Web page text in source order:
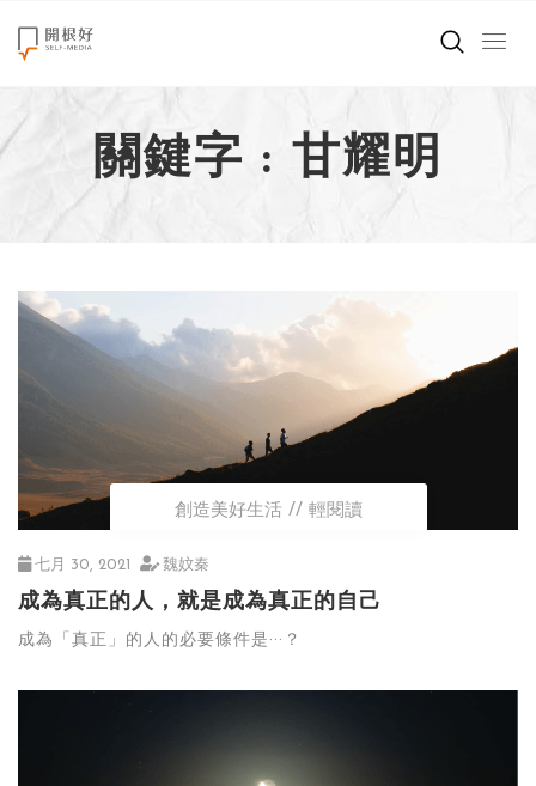
來點正能量
世界在想什麼
創造美好生活
職場商業經濟
影片專區
關鍵字 : 甘耀明
創造美好生活 輕閱讀
七月 30, 2021 魏妏秦
成為真正的人，就是成為真正的自己
成為「真正」的人的必要條件是···？